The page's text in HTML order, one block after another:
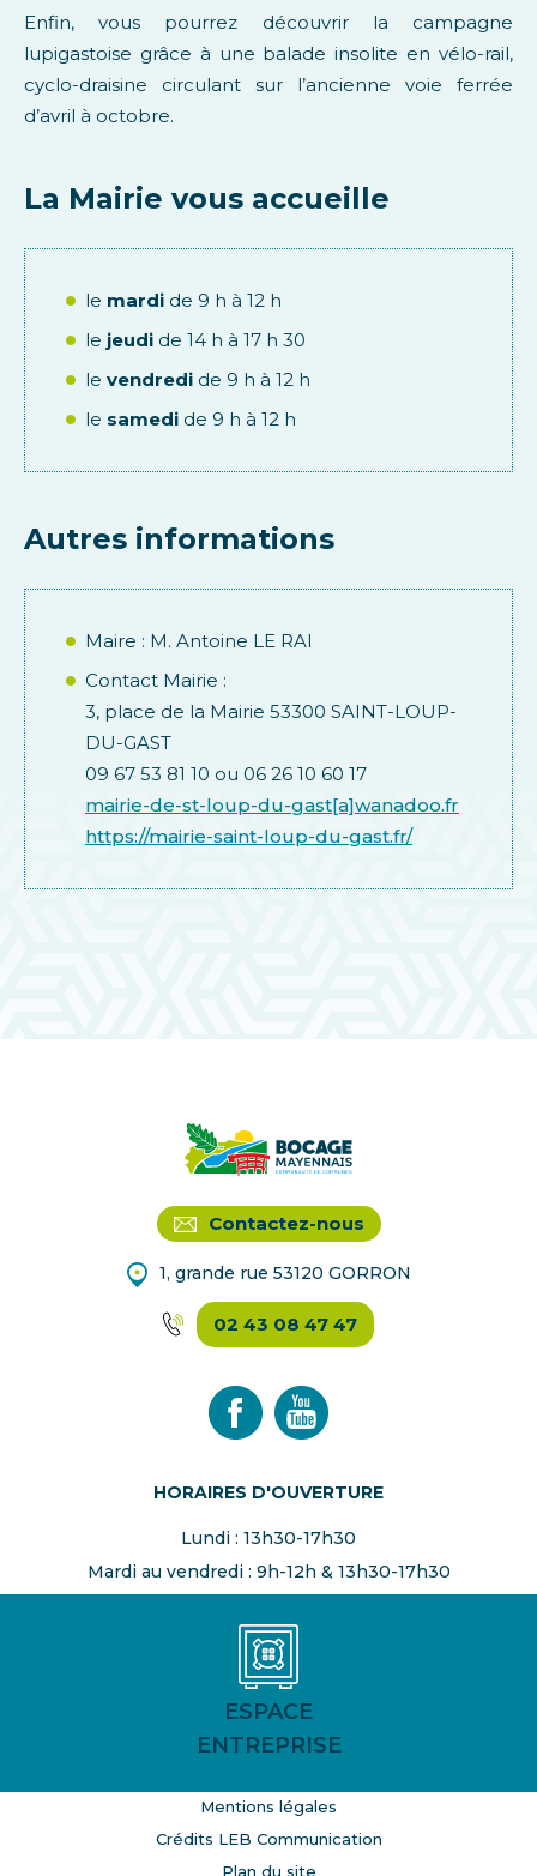
Enfin, vous pourrez découvrir la campagne
lupigastoise grâce à une balade insolite en vélo-rail,
cyclo-draisine circulant sur l’ancienne voie ferrée
d’avril à octobre.
La Mairie vous accueille
le mardi de 9 h à 12 h
le jeudi de 14 h à 17 h 30
le vendredi de 9 h à 12 h
le samedi de 9 h à 12 h
Autres informations
Maire : M. Antoine LE RAI
Contact Mairie :
3, place de la Mairie 53300 SAINT-LOUP-
DU-GAST
09 67 53 81 10 ou 06 26 10 60 17
mairie-de-st-loup-du-gast[a]wanadoo.fr
https://mairie-saint-loup-du-gast.fr/
Contactez-nous
1, grande rue 53120 GORRON
02 43 08 47 47
HORAIRES D'OUVERTURE
Lundi : 13h30-17h30
Mardi au vendredi : 9h-12h & 13h30-17h30
ESPACE
ENTREPRISE
Mentions légales
Crédits LEB Communication
Plan du site